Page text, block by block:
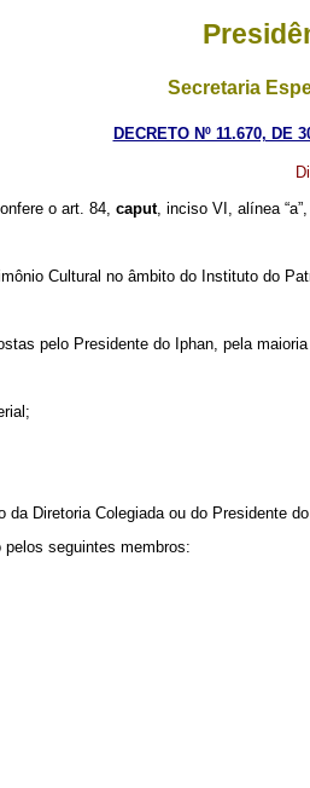
Secretaria
DECRETO Nº 11.670, DE
o art. 84, caput, inciso VI, alínea
Cultural no âmbito do Instituto do
pelo Presidente do Iphan, pela
Diretoria Colegiada ou do Presidente
seguintes membros: